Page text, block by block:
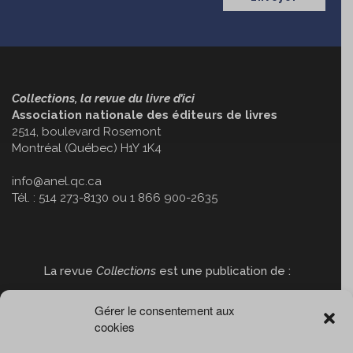
Gérer le consentement aux
cookies
Collections, la revue du livre d’ici
Association nationale des éditeurs de livres
2514, boulevard Rosemont
Montréal (Québec) H1Y 1K4
info@anel.qc.ca
Tél. : 514 273-8130 ou 1 866 900-2635
La revue Collections est une publication de :